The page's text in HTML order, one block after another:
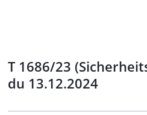
T 1686/23
du 13.12.2024